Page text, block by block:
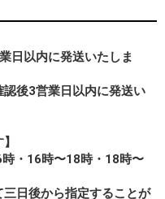
日以内に発送いたしま
後3営業日以内に発送い
・16時〜18時・18時〜
日後から指定することが